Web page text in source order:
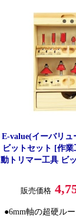
E-value(イーバリ
ビットセット [作
動トリマー工具 ビ
販売価格
●6mm軸の超硬ル